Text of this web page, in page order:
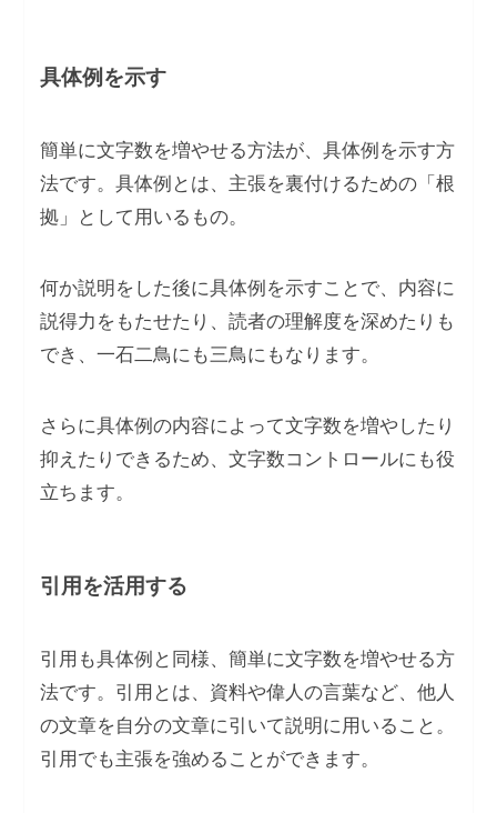
具体例を示す
簡単に文字数を増やせる方法が、具体例を示す方
法です。具体例とは、主張を裏付けるための「根
拠」として用いるもの。
何か説明をした後に具体例を示すことで、内容に
説得力をもたせたり、読者の理解度を深めたりも
でき、一石二鳥にも三鳥にもなります。
さらに具体例の内容によって文字数を増やしたり
抑えたりできるため、文字数コントロールにも役
立ちます。
引用を活用する
引用も具体例と同様、簡単に文字数を増やせる方
法です。引用とは、資料や偉人の言葉など、他人
の文章を自分の文章に引いて説明に用いること。
引用でも主張を強めることができます。